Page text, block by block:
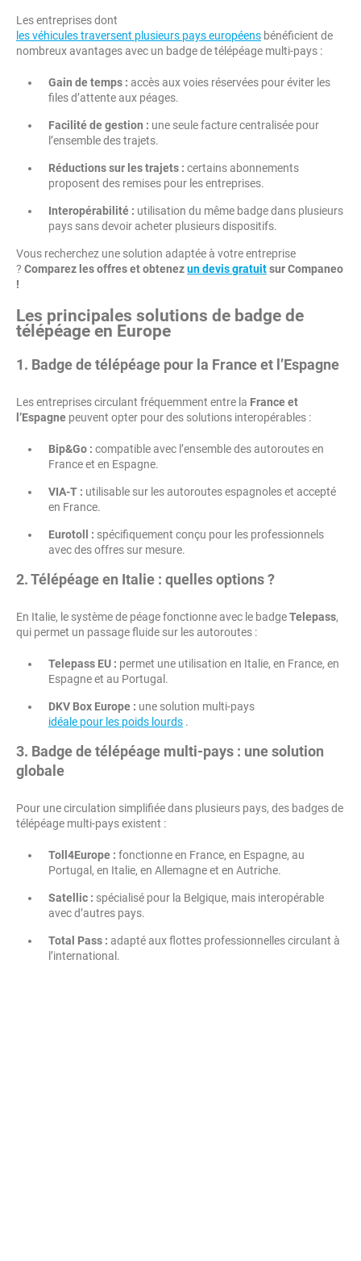
Les entreprises dont
les véhicules traversent plusieurs pays européens bénéficient de
nombreux avantages avec un badge de télépéage multi-pays :
Gain de temps : accès aux voies réservées pour éviter les
files d’attente aux péages.
Facilité de gestion : une seule facture centralisée pour
l’ensemble des trajets.
Réductions sur les trajets : certains abonnements
proposent des remises pour les entreprises.
Interopérabilité : utilisation du même badge dans plusieurs
pays sans devoir acheter plusieurs dispositifs.
Vous recherchez une solution adaptée à votre entreprise
? Comparez les offres et obtenezun devis gratuitsur Companeo
!
Les principales solutions de badge de
télépéage en Europe
1. Badge de télépéage pour la France et l’Espagne
Les entreprises circulant fréquemment entre la France et
l’Espagne peuvent opter pour des solutions interopérables :
Bip&Go : compatible avec l’ensemble des autoroutes en
France et en Espagne.
VIA-T : utilisable sur les autoroutes espagnoles et accepté
en France.
Eurotoll : spécifiquement conçu pour les professionnels
avec des offres sur mesure.
2. Télépéage en Italie : quelles options ?
En Italie, le système de péage fonctionne avec le badgeTelepass,
qui permet un passage fluide sur les autoroutes :
Telepass EU : permet une utilisation en Italie, en France, en
Espagne et au Portugal.
DKV Box Europe : une solution multi-pays
idéale pour les poids lourds .
3. Badge de télépéage multi-pays : une solution
globale
Pour une circulation simplifiée dans plusieurs pays, des badges de
télépéage multi-pays existent :
Toll4Europe : fonctionne en France, en Espagne, au
Portugal, en Italie, en Allemagne et en Autriche.
Satellic : spécialisé pour la Belgique, mais interopérable
avec d’autres pays.
Total Pass : adapté aux flottes professionnelles circulant à
l’international.